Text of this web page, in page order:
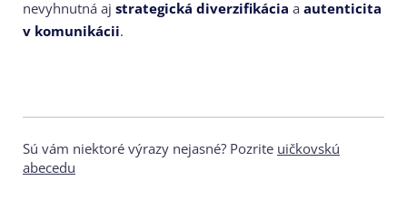
nevyhnutná aj strategická diverzifikácia a autenticita
v komunikácii.
Sú vám niektoré výrazy nejasné? Pozrite uičkovskú
abecedu